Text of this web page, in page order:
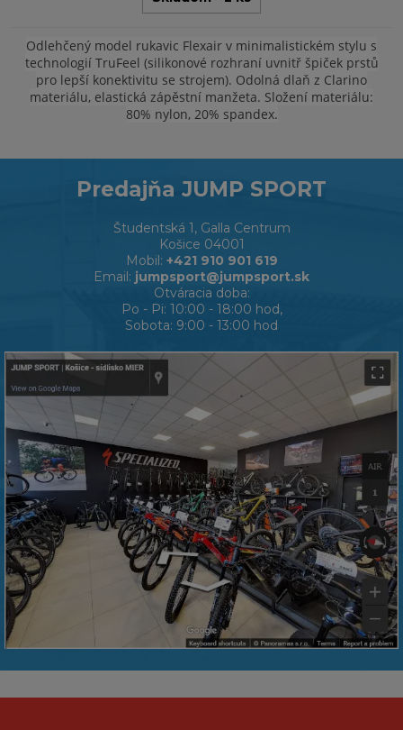
Odlehčený model rukavic Flexair v minimalistickém stylu s
technologií TruFeel (silikonové rozhraní uvnitř špiček prstů
pro lepší konektivitu se strojem). Odolná dlaň z Clarino
materiálu, elastická zápěstní manžeta. Složení materiálu:
80% nylon, 20% spandex.
Predajňa JUMP SPORT
Študentská 1, Galla Centrum
Košice 04001
Mobil: +421 910 901 619
Email: jumpsport@jumpsport.sk
Otváracia doba:
Po - Pi: 10:00 - 18:00 hod,
Sobota: 9:00 - 13:00 hod